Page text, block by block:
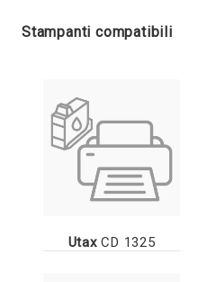
Stampanti compatibili
UtaxCD 1325